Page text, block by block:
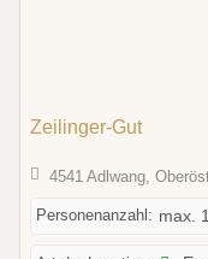
Zeilinger-Gut
4541 Adlwang,
Personenanzahl: max.